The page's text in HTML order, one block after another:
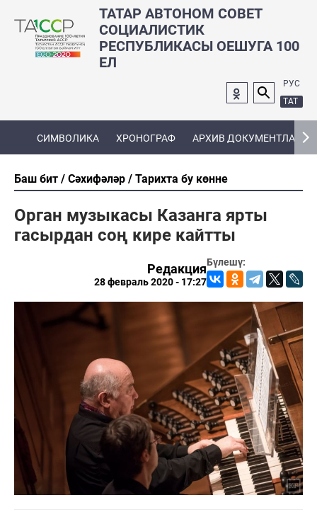
ТАТАР АВТОНОМ СОВЕТ
СОЦИАЛИСТИК
РЕСПУБЛИКАСЫ ОЕШУГА 100
ЕЛ
РУС
ТАТ
СИМВОЛИКА ХРОНОГРАФ АРХИВ ДОКУМЕНТЛАРЫ
Баш бит Сәхифәләр Тарихта бу көнне
Орган музыкасы Казанга ярты
гасырдан соң кире кайтты
Бүлешү:
Редакция
28 февраль 2020 - 17:27